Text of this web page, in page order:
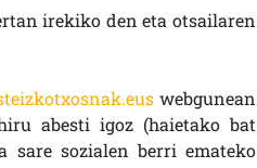
irekiko den eta otsailaren
webgunean
abesti igoz (haietako bat
sare sozialen berri emateko